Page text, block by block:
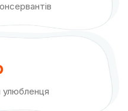
улюбленця